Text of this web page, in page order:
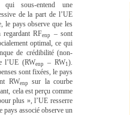
qui sous-entend une
de la part de l’UE
le pays observe que les
regardant RFenp – sont
optimal, ce qui
de crédibilité (non-
l’UE (RWenp – RW1).
sont fixées, le pays
RWenpsur la courbe
cela est perçu comme
plus », l’UE resserre
pays associé observe un